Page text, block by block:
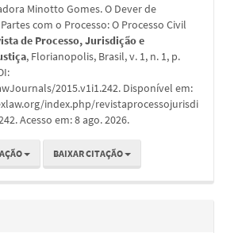
Minotto Gomes. O Dever de
com o Processo: O Processo Civil
de Processo, Jurisdição e
, Florianopolis, Brasil, v. 1, n. 1, p.
2015.v1i1.242. Disponível em:
index.php/revistaprocessojurisdi
Acesso em: 8 ago. 2026.
BAIXAR CITAÇÃO